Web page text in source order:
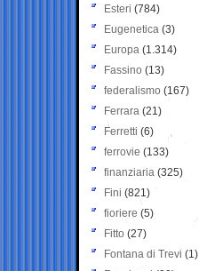
Esteri (784)
Eugenetica (3)
Europa (1.314)
Fassino (13)
federalismo (167)
Ferrara (21)
Ferretti (6)
ferrovie (133)
finanziaria (325)
Fini (821)
fioriere (5)
Fitto (27)
Fontana di Trevi (1)